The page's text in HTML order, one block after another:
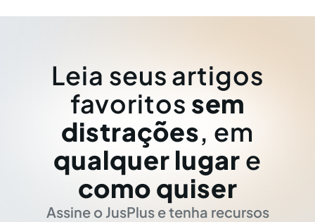
Leia seus artigos
favoritos sem
distrações, em
qualquer lugar e
como quiser
Assine o JusPlus e tenha recursos